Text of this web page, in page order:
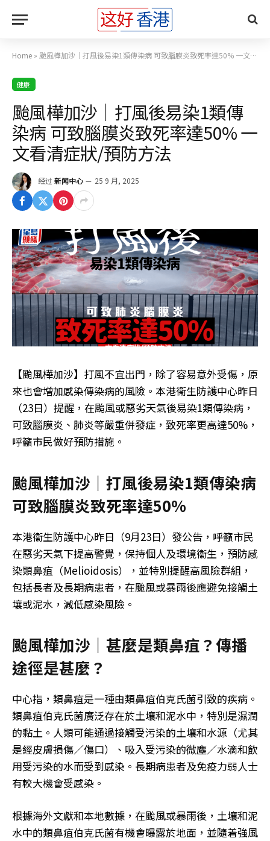
Home » 颱風樺加沙｜打風後易染1類傳染病 可致腦膜炎致死率達50% 一文看清症狀/預防方法
健康
颱風樺加沙｜打風後易染1類傳
染病 可致腦膜炎致死率達50% 一
文看清症狀/預防方法
经过 新闻中心 25 9 月, 2025
【颱風樺加沙】打風不宜出門，除了容易意外受傷，原
來也會增加感染傳染病的風險。本港衞生防護中心昨日
（23日）提醒，在颱風或惡劣天氣後易染1類傳染病，
可致腦膜炎、肺炎等嚴重併發症，致死率更高達50%，
呼籲市民做好預防措施。
颱風樺加沙｜打風後易染1類傳染病
可致腦膜炎致死率達50%
本港衞生防護中心昨日（9月23日）發公告，呼籲市民
在惡劣天氣下提高警覺，保持個人及環境衞生，預防感
染類鼻疽（Melioidosis），並特別提醒高風險群組，
包括長者及長期病患者，在颱風或暴雨後應避免接觸土
壤或泥水，減低感染風險。
颱風樺加沙｜甚麼是類鼻疽？傳播
途徑是甚麼？
中心指，類鼻疽是一種由類鼻疽伯克氏菌引致的疾病。
類鼻疽伯克氏菌廣泛存在於土壤和泥水中，特別是濕潤
的黏土。人類可能通過接觸受污染的土壤和水源（尤其
是經皮膚損傷／傷口）、吸入受污染的微塵／水滴和飲
用受污染的水而受到感染。長期病患者及免疫力弱人士
有較大機會受感染。
根據海外文獻和本地數據，在颱風或暴雨後，土壤和泥
水中的類鼻疽伯克氏菌有機會曝露於地面，並隨着強風